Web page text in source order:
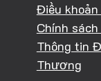
Điều
Chính
Thông tin
Thương